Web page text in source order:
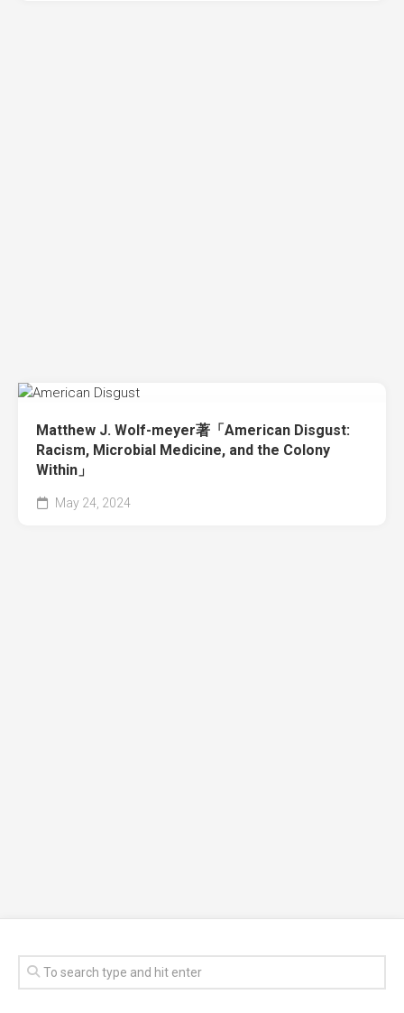
Matthew J. Wolf-meyer著「American Disgust:
Racism, Microbial Medicine, and the Colony
Within」
May 24, 2024